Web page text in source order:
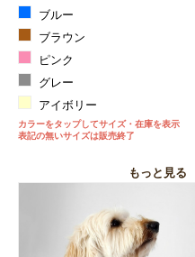
ブルー
ブラウン
ピンク
グレー
アイボリー
カラーをタップしてサイズ・在庫を表示
表記の無いサイズは販売終了
もっと見る